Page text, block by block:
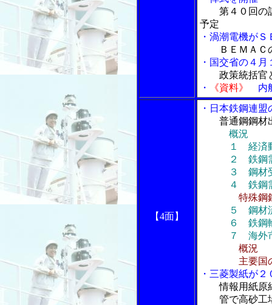
第４０回の
予定
・渦潮電機が
ＢＥＭＡ
・国交省の４
政策統括官
・
《資料》 内
【4面】
・日本鉄鋼連
普通鋼鋼材出
概況
１ 経済
２ 鉄鋼需
３ 鋼材受
４ 鉄鋼需給
特殊鋼
５ 鋼材
６ 鉄鋼
７ 海外
概況
主要国の
・三菱製紙が
情報用紙原
管で高砂工場